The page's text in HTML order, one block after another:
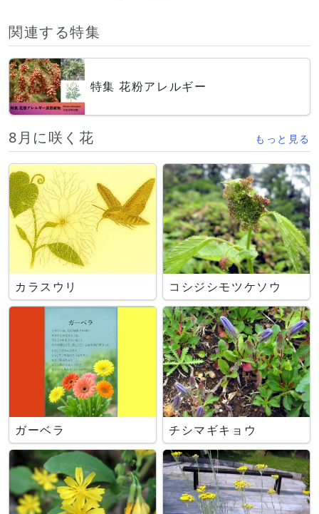
関連する特集
特集 花粉アレルギー
8月に咲く花 もっと見る
カラスウリ コシジシモツケソウ
ガーベラ チシマギキョウ